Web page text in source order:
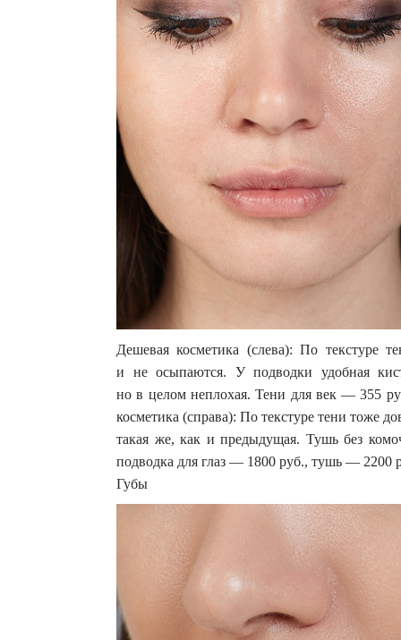
Дешевая косметика (слева): По текстуре
и не осыпаются. У подводки удобная
но в целом неплохая. Тени для век — 355
косметика (справа): По текстуре тени тоже
такая же, как и предыдущая. Тушь без
подводка для глаз — 1800 руб., тушь — 2200
Губы